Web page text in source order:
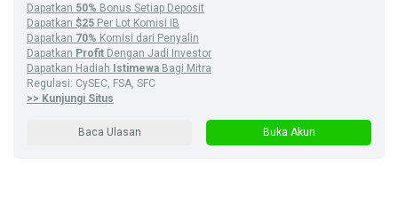
Dapatkan 50% Bonus Setiap Deposit
Dapatkan $25 Per Lot Komisi IB
Dapatkan 70% Komisi dari Penyalin
Dapatkan Profit Dengan Jadi Investor
Dapatkan Hadiah Istimewa Bagi Mitra
Regulasi: CySEC, FSA, SFC
>> Kunjungi Situs
Baca Ulasan Buka Akun